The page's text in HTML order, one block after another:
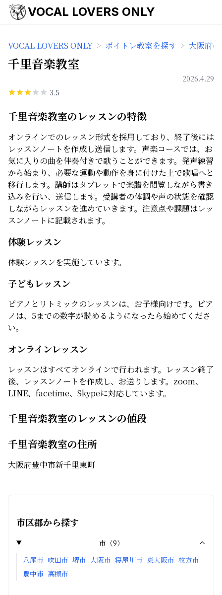
VOCAL LOVERS ONLY
VOCAL LOVERS ONLY > ボイトレ教室を探す > 大阪府
千里音楽教室
2026.4.29
3.5
千里音楽教室のレッスンの特徴
オンラインでのレッスン形式を採用しており、終了後には
レッスンノートを作成し送信します。声楽コースでは、お
気に入りの曲を伴奏付きで歌うことができます。発声練習
から始まり、必要な運動や動作を身に付けた上で歌唱へと
移行します。講師はタブレットで楽譜を閲覧しながら書き
込みを行い、送信します。受講者の体調や声の状態を確認
しながらレッスンを進めていきます。注意点や課題はレッ
スンノートに記載されます。
体験レッスン
体験レッスンを実施しています。
子どもレッスン
ピアノとリトミックのレッスンは、お子様向けです。ピア
ノは、5までの数字が読めるようになったら始めてくださ
い。
オンラインレッスン
レッスンはすべてオンラインで行われます。レッスン終了
後、レッスンノートを作成し、お送りします。zoom、
LINE、facetime、Skypeに対応しています。
千里音楽教室のレッスンの値段
千里音楽教室の住所
大阪府豊中市新千里東町
市区郡から探す
市 （9）
八尾市 吹田市 堺市 大阪市 寝屋川市 東大阪市 枚方市
豊中市 高槻市